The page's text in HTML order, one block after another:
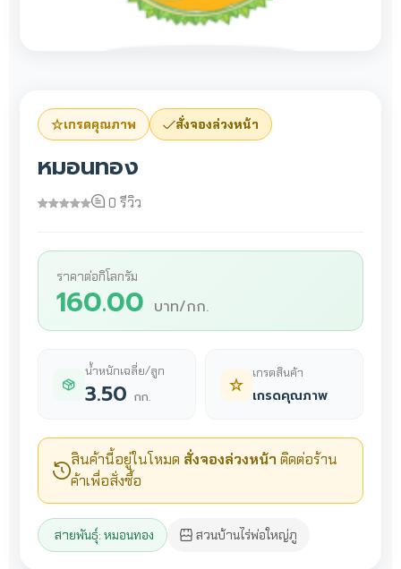
เกรดคุณภาพ สั่งจองล่วงหน้า
หมอนทอง
0 รีวิว
ราคาต่อกิโลกรัม
160.00 บาท/กก.
น้ำหนักเฉลี่ย/ลูก
3.50 กก.
เกรดสินค้า
เกรดคุณภาพ
สินค้านี้อยู่ในโหมด สั่งจองล่วงหน้า ติดต่อร้าน
ค้าเพื่อสั่งซื้อ
สายพันธุ์: หมอนทอง สวนบ้านไร่พ่อใหญ่ภู